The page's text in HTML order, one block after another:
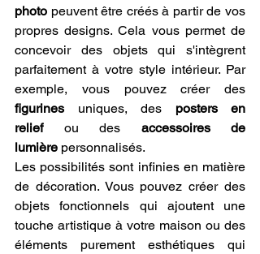
photo peuvent être créés à partir de vos
propres designs. Cela vous permet de
concevoir des objets qui s'intègrent
parfaitement à votre style intérieur. Par
figurines uniques, des posters en
relief ou des accessoires de
lumière personnalisés.
Les possibilités sont infinies en matière
de décoration. Vous pouvez créer des
objets fonctionnels qui ajoutent une
touche artistique à votre maison ou des
éléments purement esthétiques qui